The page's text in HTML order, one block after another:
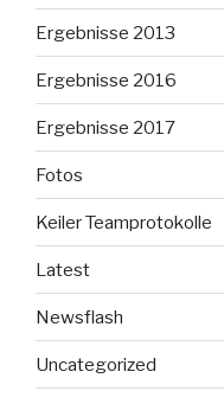
Ergebnisse 2013
Ergebnisse 2016
Ergebnisse 2017
Fotos
Keiler Teamprotokolle
Latest
Newsflash
Uncategorized